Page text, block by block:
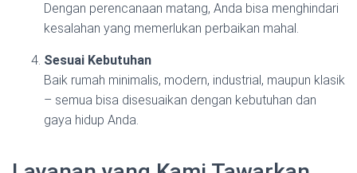
Dengan perencanaan matang, Anda bisa menghindari
kesalahan yang memerlukan perbaikan mahal.
Sesuai Kebutuhan
Baik rumah minimalis, modern, industrial, maupun klasik
– semua bisa disesuaikan dengan kebutuhan dan
gaya hidup Anda.